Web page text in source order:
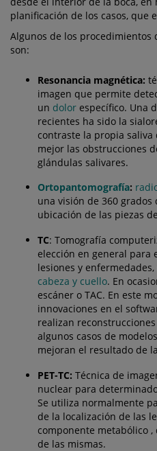
planificación de los casos, que
Algunos de los procedimientos
son:
Resonancia magnética:
imagen que permite
un dolor específico. Una
recientes ha sido la
contraste la propia
mejor las obstrucciones
glándulas salivares.
Ortopantomografía:
una visión de 360 grados
ubicación de las piezas
TC: Tomografía
elección en general para
lesiones y
cabeza y cuello. En
escáner o TAC. En este
innovaciones en el
realizan
algunos casos de
mejoran el resultado de
PET-TC: Técnica de
nuclear para
Se utiliza normalmente
de la localización de las
componente metabólico
de las mismas.